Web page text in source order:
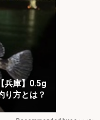
兵庫】0.5g
り方とは？